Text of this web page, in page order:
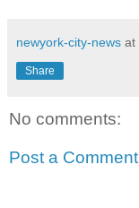
newyork-city-news at
Share
No comments:
Post a Comment